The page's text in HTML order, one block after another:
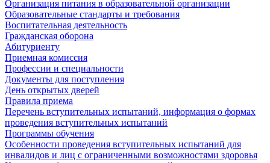
Организация питания в образовательной организации
Образовательные стандарты и требования
Воспитательная деятельность
Гражданская оборона
Абитуриенту
Приемная комиссия
Профессии и специальности
Документы для поступления
День открытых дверей
Правила приема
Перечень вступительных испытаний, информация о формах
проведения вступительных испытаний
Программы обучения
Особенности проведения вступительных испытаний для
инвалидов и лиц с ограниченными возможностями здоровья